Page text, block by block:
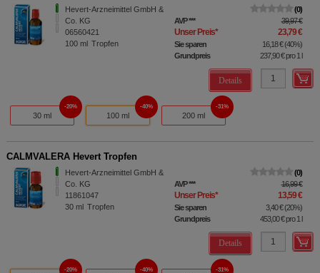
Hevert-Arzneimittel GmbH &
Co. KG
06560421
100 ml Tropfen
0
AVP*** 39,97 €
Unser Preis* 23,79 €
Sie sparen 16,18 €(40%)
Grundpreis
237,90 €pro 1 l
Details
30 ml
20%
100 ml
40%
200 ml
31%
CALMVALERA Hevert Tropfen
Hevert-Arzneimittel GmbH &
Co. KG
11861047
30 ml Tropfen
0
AVP*** 16,99 €
Unser Preis* 13,59 €
Sie sparen 3,40 €(20%)
Grundpreis
453,00 €pro 1 l
Details
20% 40% 31%